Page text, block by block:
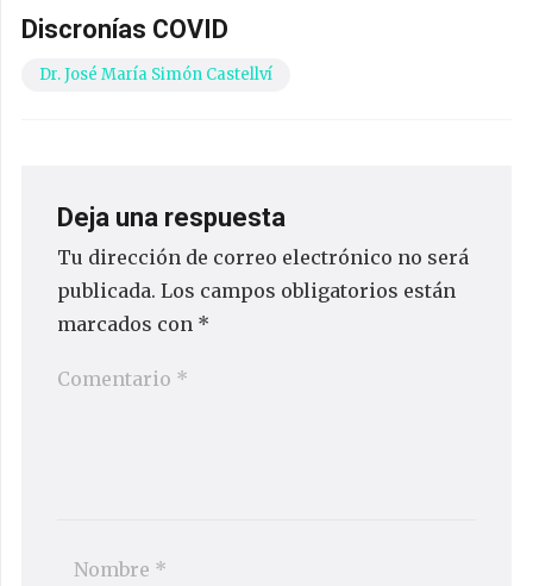
Discronías COVID
Dr. José María Simón Castellví
Deja una respuesta
Tu dirección de correo electrónico no será
publicada. Los campos obligatorios están
marcados con *